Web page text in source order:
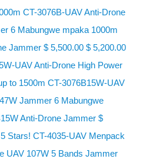
CT-3076B-UAV Anti-Drone
6 Mabungwe mpaka 1000m
Jammer $ 5,500.00 $ 5,200.00
UAV Anti-Drone High Power
to 1500m CT-3076B15W-UAV
Jammer 6 Mabungwe
Anti-Drone Jammer $
Stars! CT-4035-UAV Menpack
UAV 107W 5 Bands Jammer